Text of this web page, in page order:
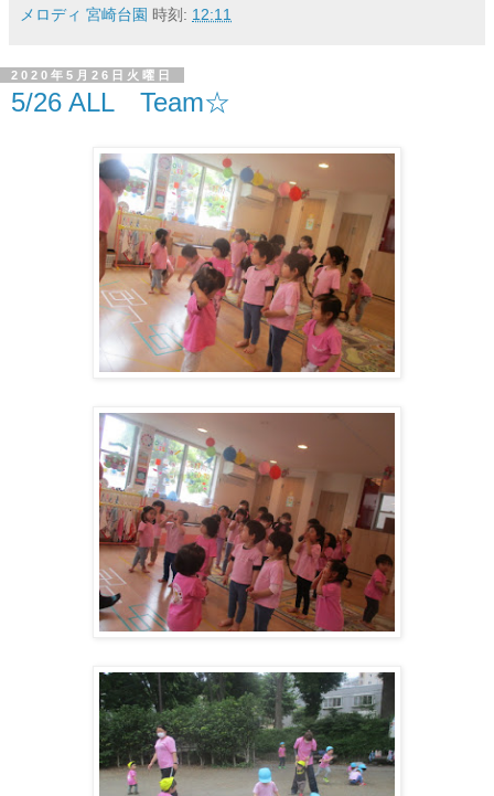
メロディ 宮崎台園 時刻: 12:11
2020年5月26日火曜日
5/26 ALL Team☆